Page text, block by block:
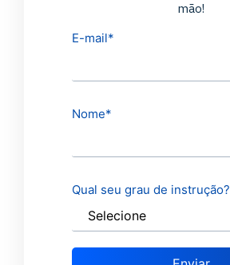
mão!
E-mail*
Nome*
Qual seu grau de instrução?